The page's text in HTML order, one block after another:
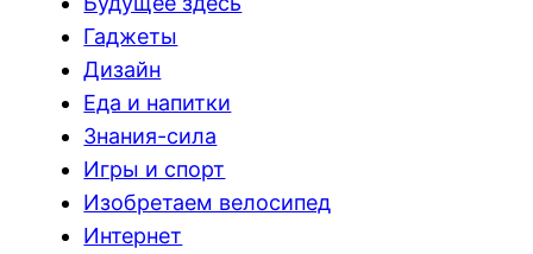
Гаджеты
Дизайн
Еда и напитки
Знания-сила
Игры и спорт
Изобретаем велосипед
Интернет